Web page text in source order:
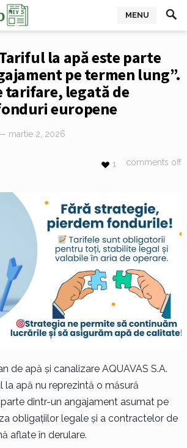
MENU
la apă este parte
pe termen lung”.
tarifare, legată de
europene
martie 2, 2026
comments off
1
de apă și canalizare AQUAVAS S.A.
la apă nu reprezintă o măsură
dintr-un angajament asumat pe
obligațiilor legale și a contractelor de
aflate în derulare.